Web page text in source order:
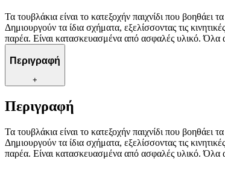
Τα τουβλάκια είναι το κατεξοχήν παιχνίδι που
Δημιουργούν τα ίδια σχήματα, εξελίσσοντας τις
παρέα. Είναι κατασκευασμένα από ασφαλές υλικό. Όλα
Περιγραφή
+
Περιγραφή
Τα τουβλάκια είναι το κατεξοχήν παιχνίδι που
Δημιουργούν τα ίδια σχήματα, εξελίσσοντας τις
παρέα. Είναι κατασκευασμένα από ασφαλές υλικό. Όλα